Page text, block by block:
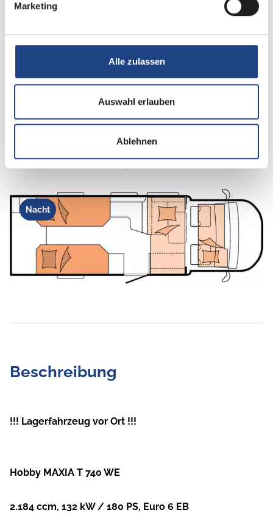
Marketing
Alle zulassen
Auswahl erlauben
Ablehnen
Nacht
Beschreibung
!!! Lagerfahrzeug vor Ort !!!
Hobby MAXIA T 740 WE
2.184 ccm, 132 kW / 180 PS, Euro 6 EB